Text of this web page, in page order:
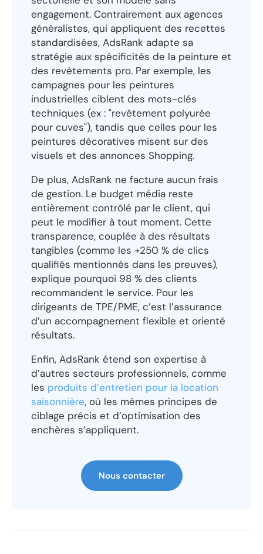
engagement. Contrairement aux agences
généralistes, qui appliquent des recettes
standardisées, AdsRank adapte sa
stratégie aux spécificités de la peinture et
des revêtements pro. Par exemple, les
campagnes pour les peintures
industrielles ciblent des mots-clés
techniques (ex : "revêtement polyurée
pour cuves"), tandis que celles pour les
peintures décoratives misent sur des
visuels et des annonces Shopping.
De plus, AdsRank ne facture aucun frais
de gestion. Le budget média reste
entièrement contrôlé par le client, qui
peut le modifier à tout moment. Cette
transparence, couplée à des résultats
tangibles (comme les +250 % de clics
qualifiés mentionnés dans les preuves),
explique pourquoi 98 % des clients
recommandent le service. Pour les
dirigeants de TPE/PME, c’est l’assurance
d’un accompagnement flexible et orienté
résultats.
Enfin, AdsRank étend son expertise à
d’autres secteurs professionnels, comme
les produits d’entretien pour la location
saisonnière, où les mêmes principes de
ciblage précis et d’optimisation des
enchères s’appliquent.
Nous contacter